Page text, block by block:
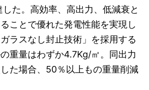
た。高効率、高出力、低減衰と
ことで優れた発電性能を実現し
ラスなし封止技術」を採用する
重量はわずか4.7Kg/㎡。同出力
た場合、50％以上もの重量削減